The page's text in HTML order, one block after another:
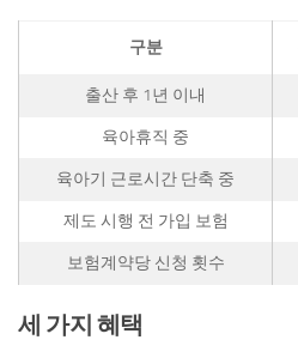
구분
출산 후 1년 이내
육아휴직 중
육아기 근로시간 단축 중
제도 시행 전 가입 보험
보험계약당 신청 횟수
세 가지 혜택